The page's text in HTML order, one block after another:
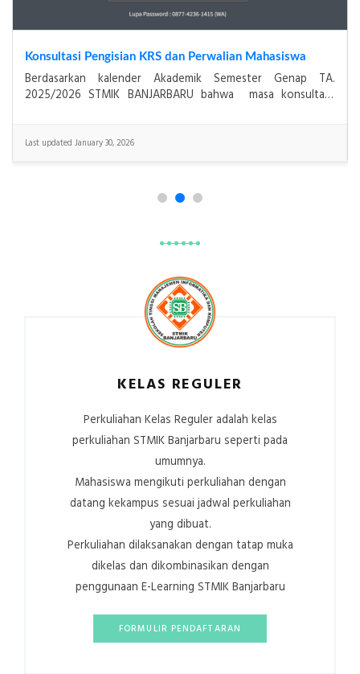
Banjarbaru, 7 Desember 2025 — STMIK Banjarbaru
melaksanakan asesmen lapangan akreditasi institusi yang
Last updated December 6, 2025
KELAS REGULER
Perkuliahan Kelas Reguler adalah kelas
perkuliahan STMIK Banjarbaru seperti pada
umumnya.
Mahasiswa mengikuti perkuliahan dengan
datang kekampus sesuai jadwal perkuliahan
yang dibuat.
Perkuliahan dilaksanakan dengan tatap muka
dikelas dan dikombinasikan dengan
penggunaan E-Learning STMIK Banjarbaru
FORMULIR PENDAFTARAN